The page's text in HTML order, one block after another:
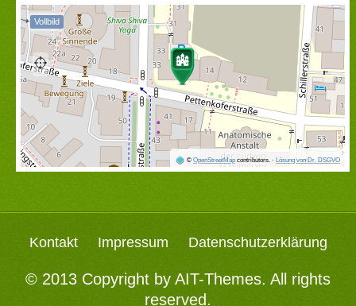
© OpenStreetMapcontributors. · Lösung von Dr. DSGVO
Vollbild
Kontakt Impressum Datenschutzerklärung
© 2013 Copyright by AIT-Themes. All rights
reserved.